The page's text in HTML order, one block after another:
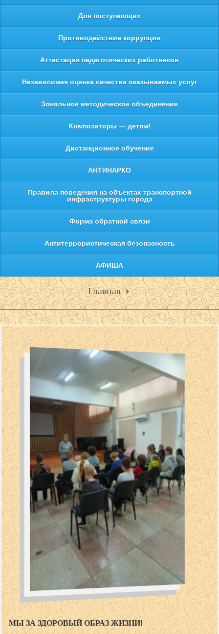
Для поступающих
Противодействие коррупции
Аттестация педагогических работников
Независимая оценка качества оказываемых услуг
Зональное методическое объединение
Композиторы — детям!
Дистанционное обучение
АНТИНАРКО
Правила поведения на объектах транспортной
инфраструктуры города
Форма обратной связи
Антитеррористическая безопасность
АФИША
Главная
МЫ ЗА ЗДОРОВЫЙ ОБРАЗ ЖИЗНИ!